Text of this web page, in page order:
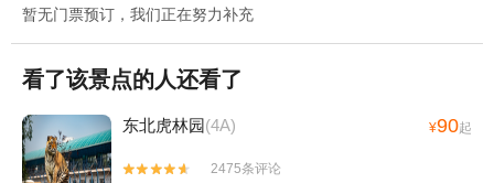
暂无门票预订，我们正在努力补充
看了该景点的人还看了
东北虎林园(4A) ¥90起


2475条评论